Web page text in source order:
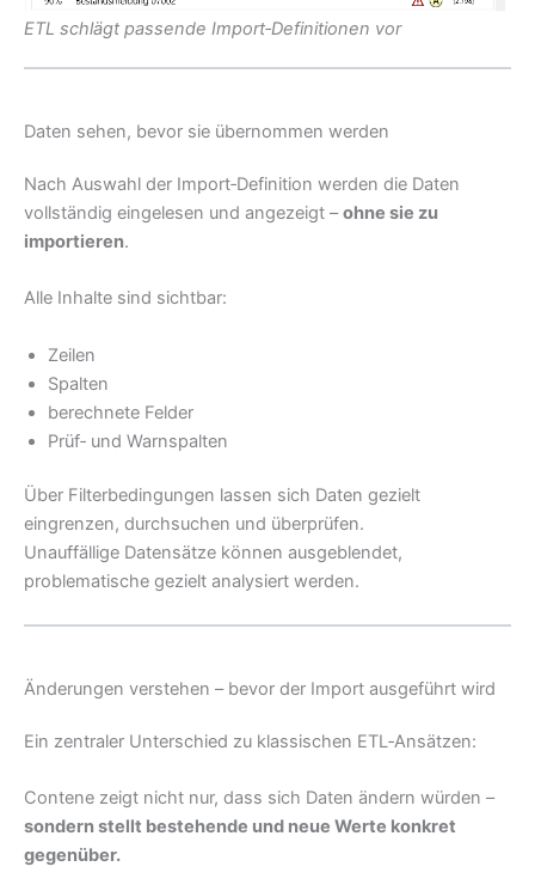
ETL schlägt passende Import‑Definitionen vor
Daten sehen, bevor sie übernommen werden
Nach Auswahl der Import‑Definition werden die Daten
vollständig eingelesen und angezeigt –ohne sie zu
importieren.
Alle Inhalte sind sichtbar:
Zeilen
Spalten
berechnete Felder
Prüf‑ und Warnspalten
Über Filterbedingungen lassen sich Daten gezielt
eingrenzen, durchsuchen und überprüfen.
Unauffällige Datensätze können ausgeblendet,
problematische gezielt analysiert werden.
Änderungen verstehen – bevor der Import ausgeführt wird
Ein zentraler Unterschied zu klassischen ETL‑Ansätzen:
Contene zeigt nicht nur, dass sich Daten ändern würden –
sondern stellt bestehende und neue Werte konkret
gegenüber.